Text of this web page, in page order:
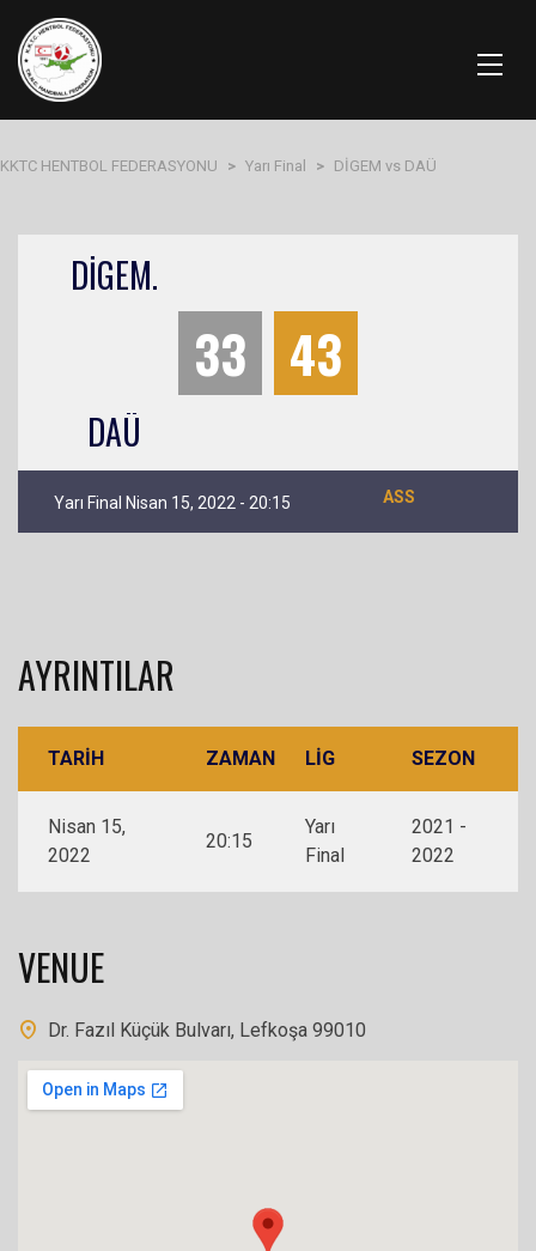
KKTC HENTBOL FEDERASYONU > Yarı Final > DİGEM vs DAÜ
DİGEM.
33 43
DAÜ
Yarı Final Nisan 15, 2022 - 20:15 ASS
AYRINTILAR
TARIH ZAMAN LIG SEZON
Nisan 15,
2022
20:15
Yarı
Final
2021 -
2022
VENUE
Dr. Fazıl Küçük Bulvarı, Lefkoşa 99010